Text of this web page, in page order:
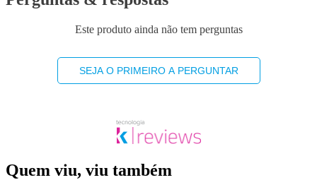
Este produto ainda não tem perguntas
SEJA O PRIMEIRO A PERGUNTAR
Quem viu, viu também